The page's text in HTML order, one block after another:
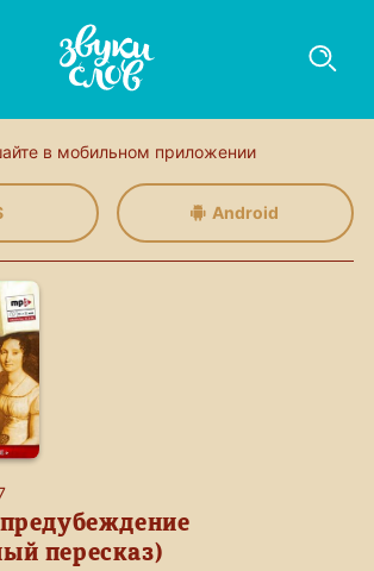
в мобильном приложении
Android
пересказ)